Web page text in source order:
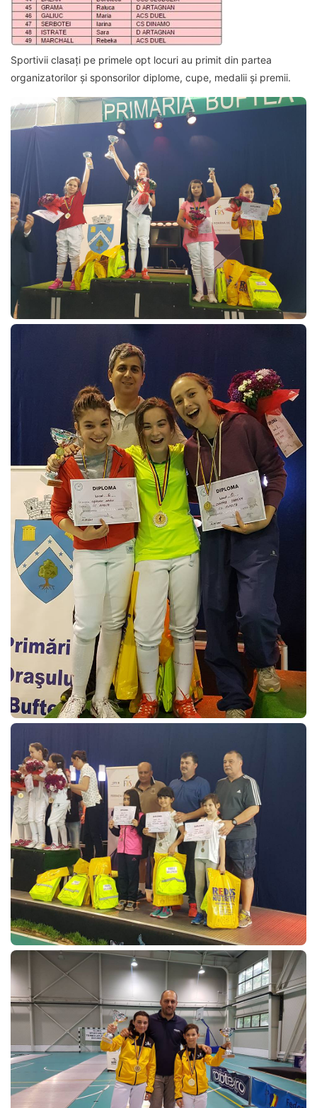
Sportivii clasați pe primele opt locuri au primit din partea
organizatorilor și sponsorilor diplome, cupe, medalii și premii.